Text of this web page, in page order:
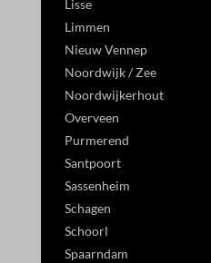
Lisse
Limmen
Nieuw Vennep
Noordwijk / Zee
Noordwijkerhout
Overveen
Purmerend
Santpoort
Sassenheim
Schagen
Schoorl
Spaarndam